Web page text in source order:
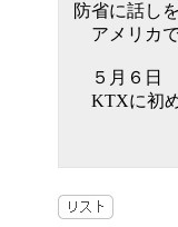
防省に話し
アメリカで
５月６日
KTXに初め